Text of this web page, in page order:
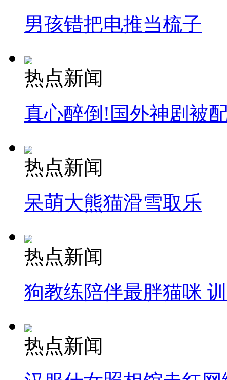
男孩错把电推当梳子
热点新闻
真心醉倒!国外神剧被
热点新闻
呆萌大熊猫滑雪取乐
热点新闻
狗教练陪伴最胖猫咪
热点新闻